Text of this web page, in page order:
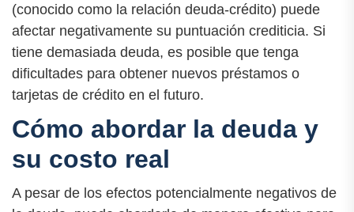
(conocido como la relación deuda-crédito) puede
afectar negativamente su puntuación crediticia. Si
tiene demasiada deuda, es posible que tenga
dificultades para obtener nuevos préstamos o
tarjetas de crédito en el futuro.
Cómo abordar la deuda y
su costo real
A pesar de los efectos potencialmente negativos de